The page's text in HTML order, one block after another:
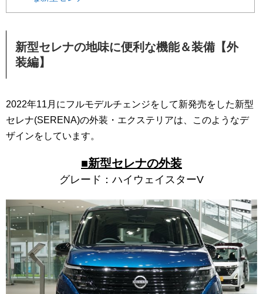
新型セレナの地味に便利な機能＆装備【外
装編】
2022年11月にフルモデルチェンジをして新発売をした新型
セレナ(SERENA)の外装・エクステリアは、このようなデ
ザインをしています。
■新型セレナの外装
グレード：ハイウェイスターV